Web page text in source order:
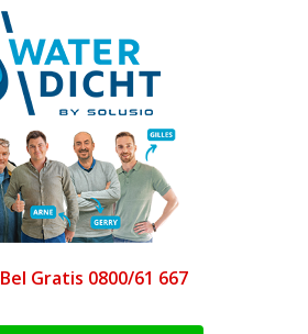
Bel Gratis 0800/61 667